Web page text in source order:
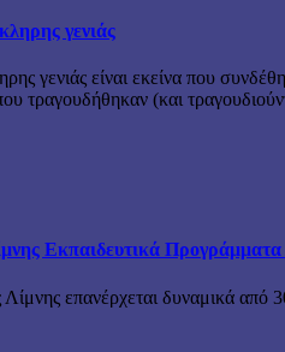
γενιάς
γενιάς είναι εκείνα που
τραγουδήθηκαν (και
Εκπαιδευτικά Προγράμματα
επανέρχεται δυναμικά από